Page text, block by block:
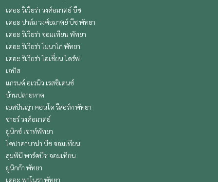
เดอะ ริเวียร่า วงศ์อมาตย์ บีช
เดอะ ปาล์ม วงศ์อมาตย์ บีช พัทยา
เดอะ ริเวียร่า จอมเทียน พัทยา
เดอะ ริเวียร่า โมนาโก พัทยา
เดอะ ริเวียร่า โอเชี่ยน ไดร์ฟ
เอปัส
แกรนด์ อเวนิว เรสซิเดนซ์
บ้านปลายหาด
เอสปันญ่า คอนโด รีสอร์ท พัทยา
ซายร์ วงศ์อมาตย์
ยูนิกซ์ เซาท์พัทยา
โคปาคาบาน่า บีช จอมเทียน
ลุมพินี พาร์คบีช จอมเทียน
ยูนิกก้า พัทยา
เดอะ พาโนรา พัทยา